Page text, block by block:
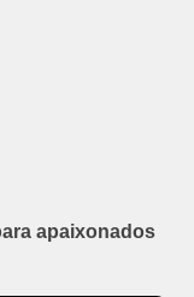
apaixonados